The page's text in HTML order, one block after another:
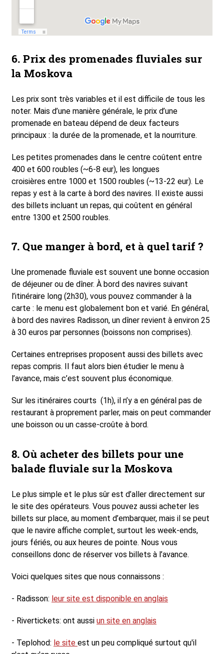
6. Prix des promenades fluviales sur
la Moskova
Les prix sont très variables et il est difficile de tous les
noter. Mais d’une manière générale, le prix d’une
promenade en bateau dépend de deux facteurs
principaux : la durée de la promenade, et la nourriture.
Les petites promenades dans le centre coûtent entre
400 et 600 roubles (~6-8 eur), les longues
croisières entre 1000 et 1500 roubles (~13-22 eur). Le
repas y est à la carte à bord des navires. Il existe aussi
des billets incluant un repas, qui coûtent en général
entre 1300 et 2500 roubles.
7. Que manger à bord, et à quel tarif ?
Une promenade fluviale est souvent une bonne occasion
de déjeuner ou de dîner. À bord des navires suivant
l’itinéraire long (2h30), vous pouvez commander à la
carte : le menu est globalement bon et varié. En général,
à bord des navires Radisson, un dîner revient à environ 25
à 30 euros par personnes (boissons non comprises).
Certaines entreprises proposent aussi des billets avec
repas compris. Il faut alors bien étudier le menu à
l’avance, mais c’est souvent plus économique.
Sur les itinéraires courts (1h), il n’y a en général pas de
restaurant à proprement parler, mais on peut commander
une boisson ou un casse-croûte à bord.
8. Où acheter des billets pour une
balade fluviale sur la Moskova
Le plus simple et le plus sûr est d’aller directement sur
le site des opérateurs. Vous pouvez aussi acheter les
billets sur place, au moment d’embarquer, mais il se peut
que le navire affiche complet, surtout les week-ends,
jours fériés, ou aux heures de pointe. Nous vous
conseillons donc de réserver vos billets à l’avance.
Voici quelques sites que nous connaissons :
- Radisson: leur site est disponible en anglais
- Rivertickets: ont aussi un site en anglais
- Teplohod: le site est un peu compliqué surtout qu'il